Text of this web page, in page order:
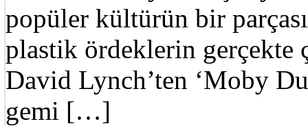
popüler kültürün bir
plastik ördeklerin gerçekte
David Lynch’ten ‘Moby
gemi […]